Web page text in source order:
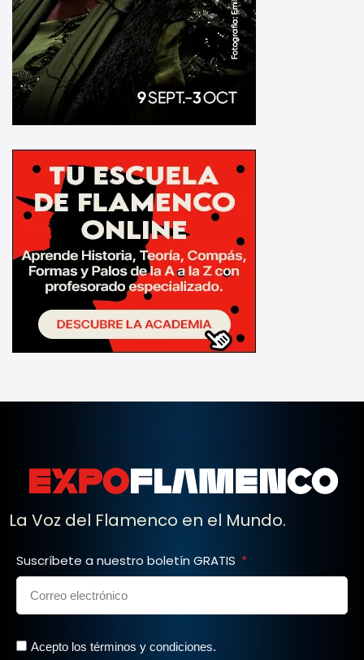
La Voz del Flamenco en el Mundo.
Suscríbete a nuestro boletín GRATIS
Acepto los términos y condiciones.